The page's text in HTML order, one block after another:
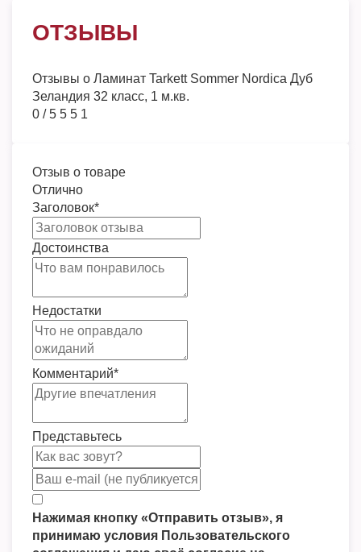
ОТЗЫВЫ
Отзывы о Ламинат Tarkett Sommer Nordica Дуб
Зеландия 32 класс, 1 м.кв.
0 /5 5 5 1
Отзыв о товаре
Отлично
Заголовок*
Достоинства
Недостатки
Комментарий*
Представьтесь
Нажимая кнопку «Отправить отзыв», я
принимаю условия Пользовательского